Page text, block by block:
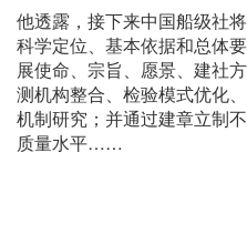
他透露，接下来中国船级社
科学定位、基本依据和总体
展使命、宗旨、愿景、建社
测机构整合、检验模式优化
机制研究；并通过建章立制
质量水平……